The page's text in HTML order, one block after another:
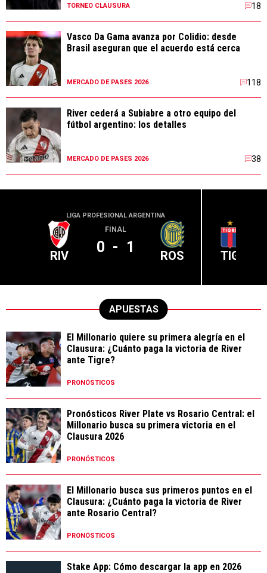
TORNEO CLAUSURA 18
Vasco Da Gama avanza por Colidio: desde
Brasil aseguran que el acuerdo está cerca
MERCADO DE PASES 2026 118
River cederá a Subiabre a otro equipo del
fútbol argentino: los detalles
MERCADO DE PASES 2026 38
LIGA PROFESIONAL ARGENTINA
RIV
FINAL
0 - 1 ROS TIG
APUESTAS
El Millonario quiere su primera alegría en el
Clausura: ¿Cuánto paga la victoria de River
ante Tigre?
PRONÓSTICOS
Pronósticos River Plate vs Rosario Central: el
Millonario busca su primera victoria en el
Clausura 2026
PRONÓSTICOS
El Millonario busca sus primeros puntos en el
Clausura: ¿Cuánto paga la victoria de River
ante Rosario Central?
PRONÓSTICOS
Stake App: Cómo descargar la app en 2026